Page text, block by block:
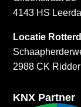
4143 HS
Locatie
2988 CK
KNX Partner